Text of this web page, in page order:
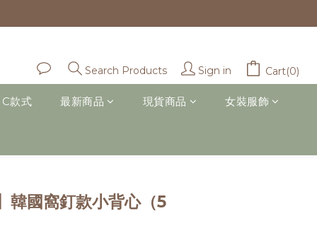
Search Products Sign in Cart(0)
款式 最新商品 現貨商品 女裝服飾
韓國窩釘款小背心（5